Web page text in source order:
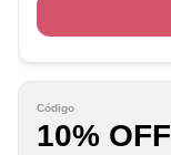
Código
10% OFF